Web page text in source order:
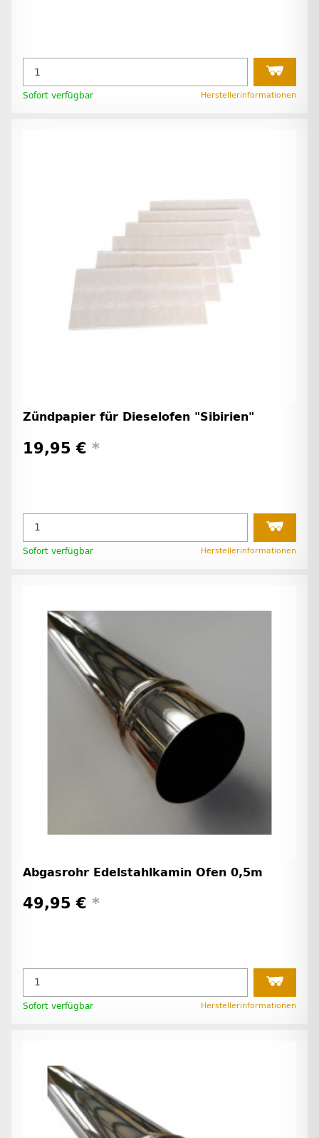
Sofort verfügbar Herstellerinformationen
Zündpapier für Dieselofen "Sibirien"
19,95 € *
Sofort verfügbar Herstellerinformationen
Abgasrohr Edelstahlkamin Ofen 0,5m
49,95 € *
Sofort verfügbar Herstellerinformationen